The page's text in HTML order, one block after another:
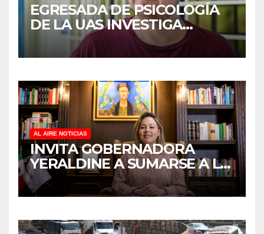
EGRESADA DE PSICOLOGÍA
DE LA UAS INVESTIGA
DUELO ANTICIPADO Y
SOBRECARGA EN
MAYORES
AL AIRE NOTICIAS
INVITA GOBERNADORA
YERALDINE A SUMARSE A LA
JORNADA NACIONAL DE
REFORESTACIÓN;
DE ÁRBOLES